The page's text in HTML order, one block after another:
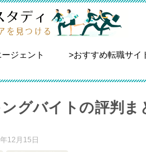
ジェント >おすすめ転職サイ
グバイトの評判ま
12月15日